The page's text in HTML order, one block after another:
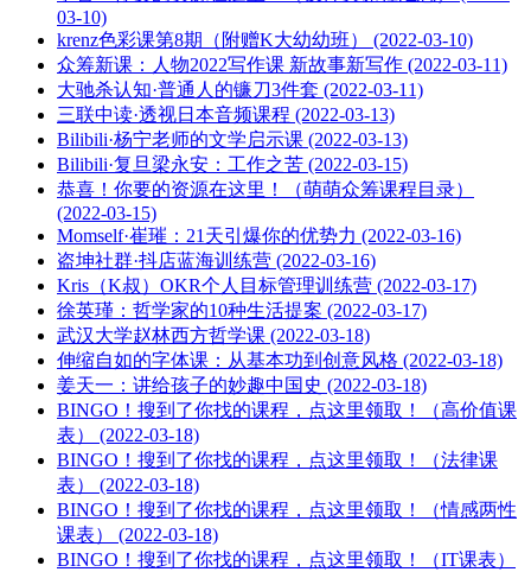
03-10)
krenz色彩课第8期（附赠K大幼幼班） (2022-03-10)
众筹新课：人物2022写作课 新故事新写作 (2022-03-11)
大驰杀认知·普通人的镰刀3件套 (2022-03-11)
三联中读·透视日本音频课程 (2022-03-13)
Bilibili·杨宁老师的文学启示课 (2022-03-13)
Bilibili·复旦梁永安：工作之苦 (2022-03-15)
恭喜！你要的资源在这里！（萌萌众筹课程目录）
(2022-03-15)
Momself·崔璀：21天引爆你的优势力 (2022-03-16)
盗坤社群·抖店蓝海训练营 (2022-03-16)
Kris（K叔）OKR个人目标管理训练营 (2022-03-17)
徐英瑾：哲学家的10种生活提案 (2022-03-17)
武汉大学赵林西方哲学课 (2022-03-18)
伸缩自如的字体课：从基本功到创意风格 (2022-03-18)
姜天一：讲给孩子的妙趣中国史 (2022-03-18)
BINGO！搜到了你找的课程，点这里领取！（高价值课
表） (2022-03-18)
BINGO！搜到了你找的课程，点这里领取！（法律课
表） (2022-03-18)
BINGO！搜到了你找的课程，点这里领取！（情感两性
课表） (2022-03-18)
BINGO！搜到了你找的课程，点这里领取！（IT课表）